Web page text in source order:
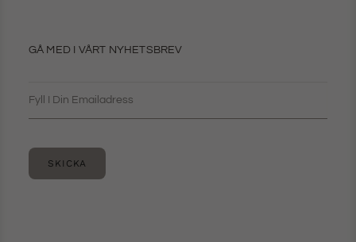
GÅ MED I VÅRT NYHETSBREV
SKICKA